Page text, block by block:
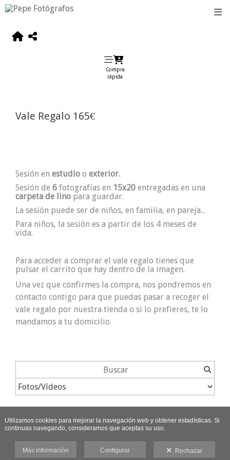
Compra
rápida
Vale Regalo 165€
Sesión en estudio o exterior.
Sesión de 6 fotografías en 15x20 entregadas en una
carpeta de lino para guardar.
La sesión puede ser de niños, en familia, en pareja...
Para niños, la sesión es a partir de los 4 meses de
vida.
Para acceder a comprar el vale regalo tienes que
pulsar el carrito que hay dentro de la imagen.
Una vez que confirmes la compra, nos pondremos en
contacto contigo para que puedas pasar a recoger el
vale regalo por nuestra tienda o si lo prefieres, te lo
mandamos a tu domicilio.
Utilizamos cookies para mejorar la navegación web y obtener estadísticas. Si
continuas navegando, consideramos que aceptas su uso.
Más información Configurar Rechazar